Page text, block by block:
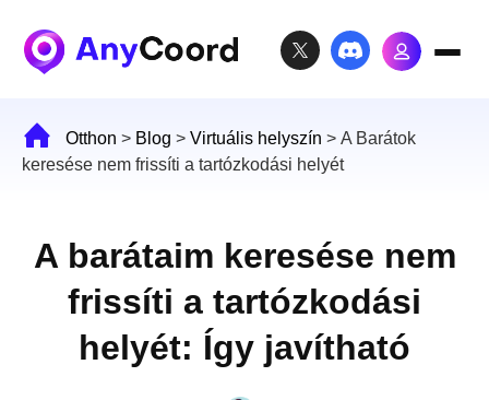
Otthon > Blog > Virtuális helyszín > A Barátok
keresése nem frissíti a tartózkodási helyét
A barátaim keresése nem
frissíti a tartózkodási
helyét: Így javítható